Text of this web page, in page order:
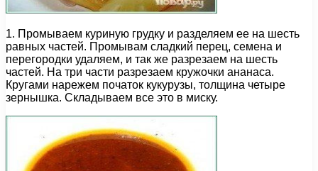
1. Промываем куриную грудку и разделяем ее на шесть
равных частей. Промывам сладкий перец, семена и
перегородки удаляем, и так же разрезаем на шесть
частей. На три части разрезаем кружочки ананаса.
Кругами нарежем початок кукурузы, толщина четыре
зернышка. Складываем все это в миску.